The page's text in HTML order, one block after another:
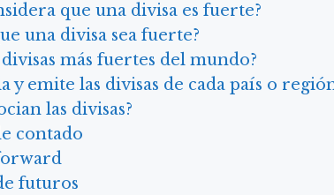
que una divisa es fuerte?
una divisa sea fuerte?
divisas más fuertes del mundo?
y emite las divisas de cada país o
las divisas?
contado
futuros